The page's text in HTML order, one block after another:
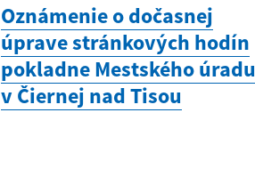
Oznámenie o dočasnej
úprave stránkových hodín
pokladne Mestského úradu
v Čiernej nad Tisou